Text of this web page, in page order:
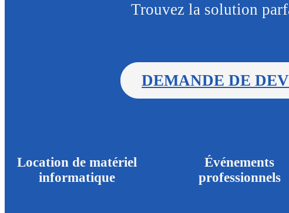
Trouvez la solution
DEMANDE DE
Location de matériel
informatique
Événements
professionnels